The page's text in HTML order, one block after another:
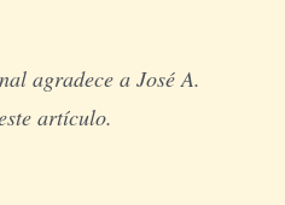
agradece a José A.
artículo.